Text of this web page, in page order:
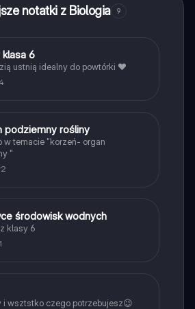
otrzymać za darmo. Dodatkowo
notatki z Biologia 9
6
ustnią idealny do powtórki ❤️
podziemny rośliny
w temacie "korzeń- organ
"
2
środowisk wodnych
klasy 6
i wsztstko czego potrzebujesz😉